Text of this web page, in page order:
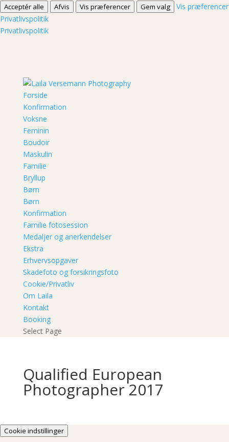
Acceptér alle Afvis Vis præferencer Gem valg
Vis præferencer
Privatlivspolitik
Privatlivspolitik
Forside
Konfirmation
Voksne
Feminin
Boudoir
Maskulin
Familie
Bryllup
Børn
Børn
Konfirmation
Familie fotosession
Medaljer og anerkendelser
Ekstra
Erhvervsopgaver
Skadefoto og forsikringsfoto
Cookie/Privatliv
Om Laila
Kontakt
Booking
Select Page
Qualified European
Photographer 2017
Cookie indstillinger